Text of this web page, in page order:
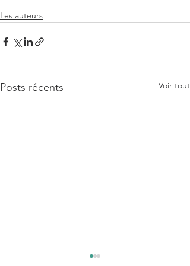
Les auteurs
Posts récents Voir tout